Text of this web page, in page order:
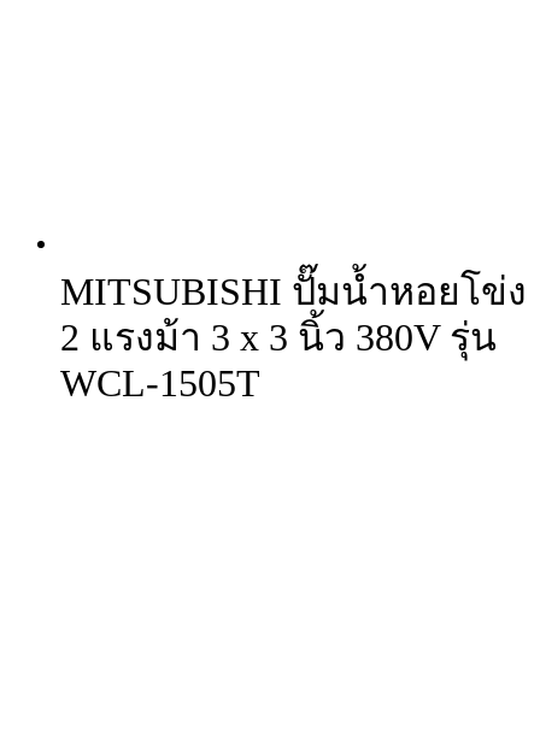
MITSUBISHI ปั๊มน้ำหอยโข่ง
2 แรงม้า 3 x 3 นิ้ว 380V รุ่น
WCL-1505T